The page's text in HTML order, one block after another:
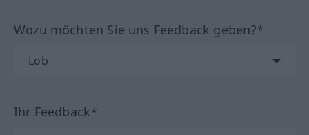
Wozu möchten Sie uns Feedback geben?*
Ihr Feedback*